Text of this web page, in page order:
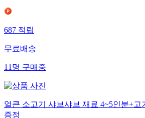
687적립
무료배송
11명구매중
얼큰 소고기 샤브샤브 재료 4~5인분+고
증정